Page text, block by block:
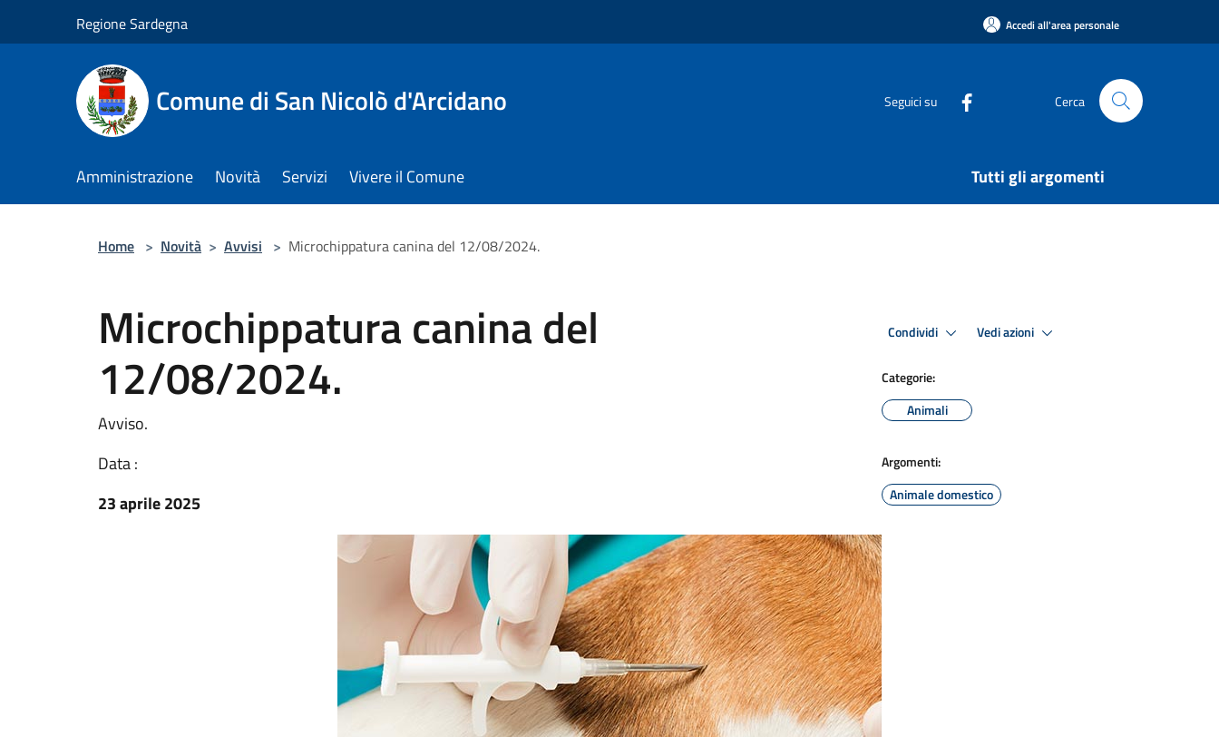
Regione Sardegna Accedi all'area personale
Comune di San Nicolò d'Arcidano Seguici su Cerca
Amministrazione Novità Servizi Vivere il Comune Tutti gli argomenti
Home > Novità > Avvisi > Microchippatura canina del 12/08/2024.
Microchippatura canina del
12/08/2024.
Avviso.
Data :
23 aprile 2025
Condividi Vedi azioni
Categorie:
Animali
Argomenti:
Animale domestico